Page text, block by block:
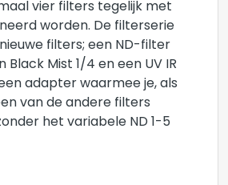
vier filters tegelijk met
worden. De filterserie
filters; een ND-filter
Black Mist 1/4 en een UV IR
adapter waarmee je, als
van de andere filters
het variabele ND 1-5